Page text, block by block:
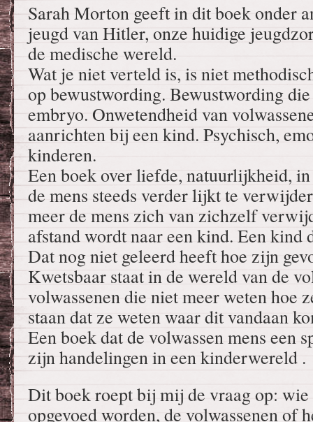
Sarah Morton geeft in dit boek onder
jeugd van Hitler, onze huidige
de medische wereld.
Wat je niet verteld is, is niet
op bewustwording. Bewustwording
embryo. Onwetendheid van
aanrichten bij een kind. Psychisch,
kinderen.
Een boek over liefde, natuurlijkheid,
de mens steeds verder lijkt te
meer de mens zich van zichzelf
afstand wordt naar een kind. Een kind
Dat nog niet geleerd heeft hoe zijn
Kwetsbaar staat in de wereld van de
volwassenen die niet meer weten hoe
staan dat ze weten waar dit vandaan
Een boek dat de volwassen mens een
zijn handelingen in een kinderwereld .
Dit boek roept bij mij de vraag op:
opgevoed worden, de volwassenen of